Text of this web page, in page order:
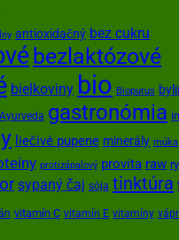
antioxidačný bez cukru
bezlaktózové
bielkoviny bio Biopurus
gastronómia
liečivé pupene minerály múka
protizápalový provita raw
sypaný čaj sója tinktúra
vitamín C vitamín E vitamíny